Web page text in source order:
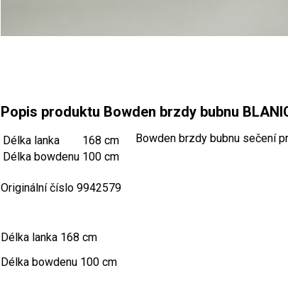
Popis produktu Bowden brzdy bubnu
Délka lanka
168 cm
Délka bowdenu 100 cm
Bowden brzdy bubnu sečení
Originální číslo 9942579
Délka lanka 168 cm
Délka bowdenu 100 cm